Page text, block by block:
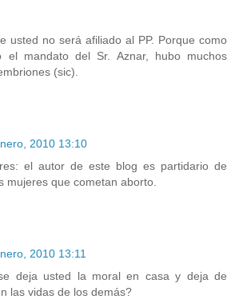
usted no será afiliado al PP. Porque como
el mandato del Sr. Aznar, hubo muchos
(sic).
2010 13:10
el autor de este blog es partidario de
mujeres que cometan aborto.
2010 13:11
deja usted la moral en casa y deja de
las vidas de los demás?